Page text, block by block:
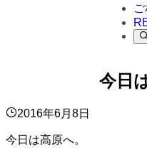
今日
2016年6月8日
今日は高原へ。